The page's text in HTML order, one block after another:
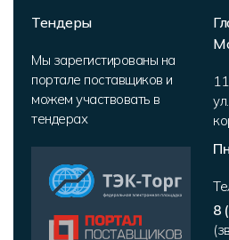
Тендеры
Мы зарегистированы на
портале поставщиков и
можем участвовать в
тендерах
8